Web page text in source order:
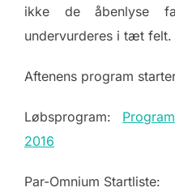
ikke de åbenlyse
undervurderes i tæt felt.
Aftenens program
Løbsprogram:
2016
Par-Omnium Startliste: